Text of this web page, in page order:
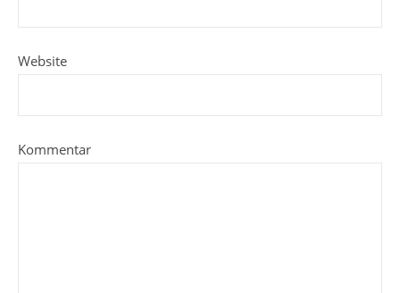
Website
Kommentar